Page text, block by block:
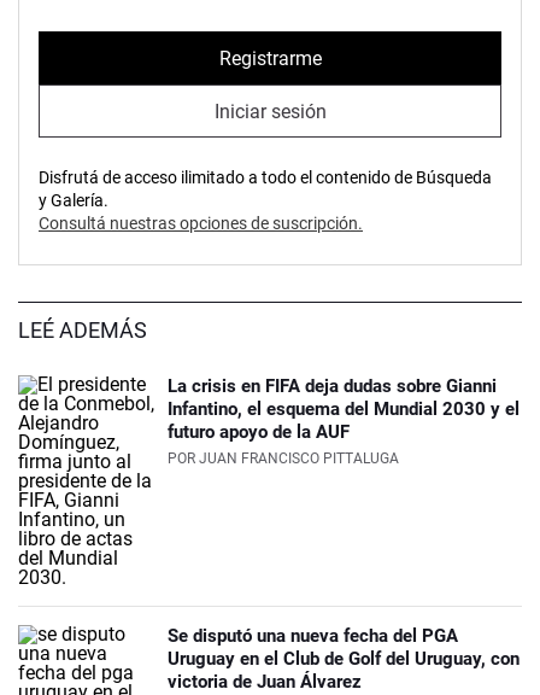
Registrarme
Iniciar sesión
Disfrutá de acceso ilimitado a todo el contenido de Búsqueda
y Galería.
Consultá nuestras opciones de suscripción.
LEÉ ADEMÁS
La crisis en FIFA deja dudas sobre Gianni
Infantino, el esquema del Mundial 2030 y el
futuro apoyo de la AUF
POR JUAN FRANCISCO PITTALUGA
Se disputó una nueva fecha del PGA
Uruguay en el Club de Golf del Uruguay, con
victoria de Juan Álvarez